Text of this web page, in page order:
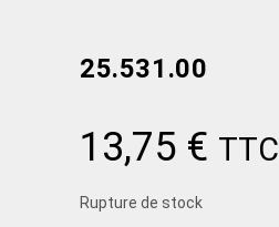
25.531.00
13,75 € TTC
Rupture de stock